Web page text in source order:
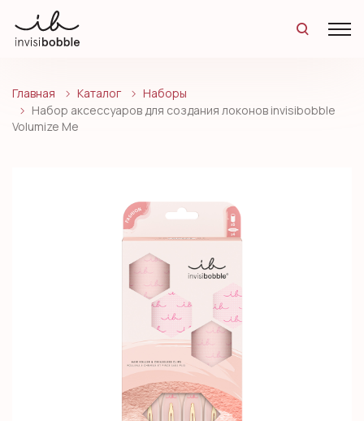
Главная Каталог
Наборы
Набор аксессуаров для создания локонов invisibobble
Volumize Me